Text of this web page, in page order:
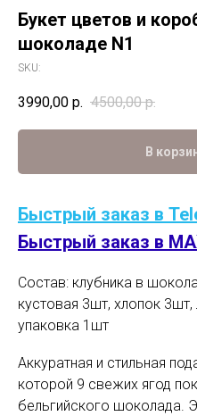
Букет цветов и
шоколаде N1
SKU:
3990,00 р. 4500,00 р.
В
Быстрый заказ в
Быстрый заказ в
Состав: клубника в
кустовая 3шт, хлопок
упаковка 1шт
Аккуратная и стильная
которой 9 свежих ягод
бельгийского шоколада.